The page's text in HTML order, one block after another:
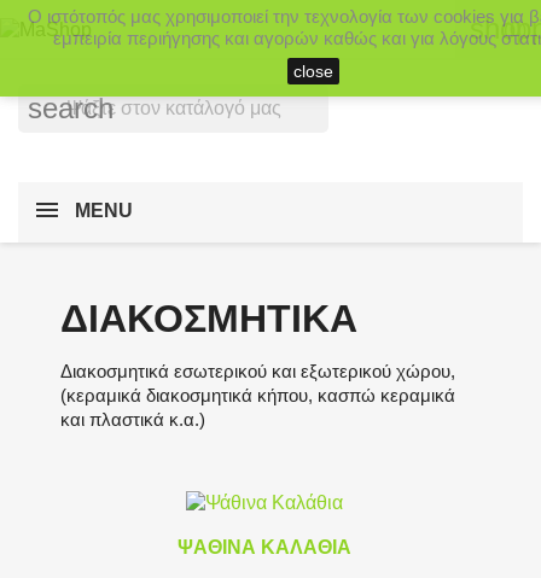
(0)
search
MENU
ΔΙΑΚΟΣΜΗΤΙΚΆ
Διακοσμητικά εσωτερικού και εξωτερικού χώρου,
(κεραμικά διακοσμητικά κήπου, κασπώ κεραμικά
και πλαστικά κ.α.)
ΨΆΘΙΝΑ ΚΑΛΆΘΙΑ
Ο ιστότοπός μας χρησιμοποιεί την τεχνολογία των cookies για
εμπειρία περιήγησης και αγορών καθώς και για λόγους
close